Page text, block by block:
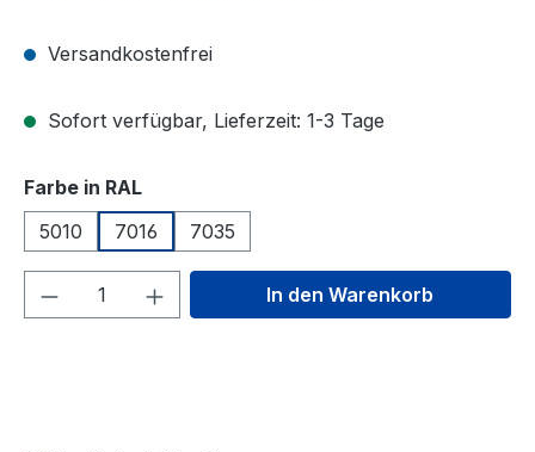
Versandkostenfrei
Sofort verfügbar, Lieferzeit: 1-3 Tage
Farbe in RALauswählen
5010
7016 7035
Produkt Anzahl: Gib denIn den Warenkorb